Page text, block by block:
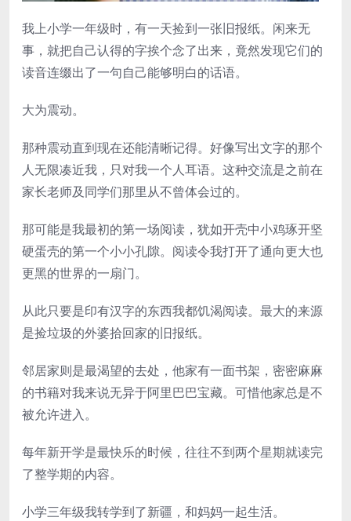
我上小学一年级时，有一天捡到一张旧报纸。闲来无
事，就把自己认得的字挨个念了出来，竟然发现它们的
读音连缀出了一句自己能够明白的话语。
大为震动。
那种震动直到现在还能清晰记得。好像写出文字的那个
人无限凑近我，只对我一个人耳语。这种交流是之前在
家长老师及同学们那里从不曾体会过的。
那可能是我最初的第一场阅读，犹如开壳中小鸡琢开坚
硬蛋壳的第一个小小孔隙。阅读令我打开了通向更大也
更黑的世界的一扇门。
从此只要是印有汉字的东西我都饥渴阅读。最大的来源
是捡垃圾的外婆拾回家的旧报纸。
邻居家则是最渴望的去处，他家有一面书架，密密麻麻
的书籍对我来说无异于阿里巴巴宝藏。可惜他家总是不
被允许进入。
每年新开学是最快乐的时候，往往不到两个星期就读完
了整学期的内容。
小学三年级我转学到了新疆，和妈妈一起生活。